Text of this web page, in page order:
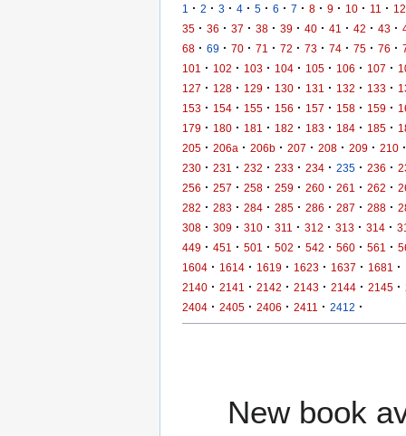
1 · 2 · 3 · 4 · 5 · 6 · 7 · 8 · 9 · 10 · 11 · 12
35 · 36 · 37 · 38 · 39 · 40 · 41 · 42 · 43 ·
68 · 69 · 70 · 71 · 72 · 73 · 74 · 75 · 76 ·
101
· 102 · 103 · 104 · 105 · 106 · 107 ·
127 · 128 · 129 · 130 · 131 · 132 · 133 ·
153 · 154 · 155 · 156 · 157 · 158 · 159 ·
179 · 180 · 181 · 182 · 183 · 184 · 185 ·
205 · 206a · 206b · 207 · 208 · 209 · 210 ·
230 · 231 · 232 · 233 · 234 · 235 · 236 ·
256 · 257 · 258 · 259 · 260 · 261 · 262 ·
282 · 283 · 284 · 285 · 286 · 287 · 288 ·
308 · 309 · 310 · 311 · 312 · 313 · 314 ·
449 · 451 · 501 · 502 · 542 · 560 · 561 ·
1604 · 1614 · 1619 · 1623 · 1637 · 1681 ·
2140 · 2141 · 2142 · 2143 · 2144 · 2145 ·
2404 · 2405 · 2406 · 2411 · 2412 ·
New book